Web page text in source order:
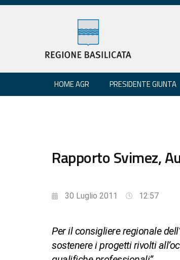
HOME AGR PRESIDENTE GIUNTA
Rapporto Svimez,
30 Luglio 2011 12:57
Per il consigliere regionale
sostenere i progetti rivolti